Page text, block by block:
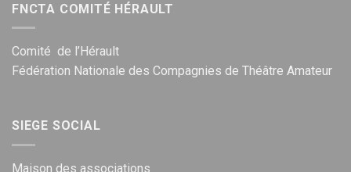
FNCTA COMITÉ HÉRAULT
Comité de l’Hérault
Fédération Nationale des Compagnies de Théâtre Amateur
SIEGE SOCIAL
Maison des associations